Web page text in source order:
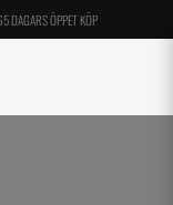
DAGARS ÖPPET KÖP